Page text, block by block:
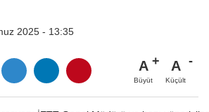
2025 - 13:35
A
Büyüt
A
Küçült